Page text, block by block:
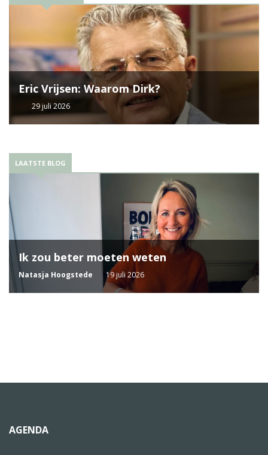
Eric Vrijsen: Waarom Dirk?
29 juli 2026
LAATSTE BLOG
Ik zou beter moeten weten
Natasja Hoogstede 19 juli 2026
AGENDA